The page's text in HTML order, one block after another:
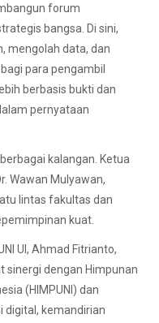
forum
bangsa. Di sini,
mengolah data, dan
para pengambil
berbasis bukti dan
pernyataan
kalangan. Ketua
Wawan Mulyawan,
lintas fakultas dan
kuat.
UI, Ahmad Fitrianto,
dengan Himpunan
(HIMPUNI) dan
digital, kemandirian